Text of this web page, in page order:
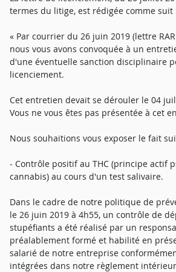
termes du litige, est rédigée comme suit
« Par courrier du 26 juin 2019 (lettre
nous vous avons convoquée à un
d'une éventuelle sanction disciplinaire
licenciement.
Cet entretien devait se dérouler le 04
Vous ne vous êtes pas présentée à cet
Nous souhaitions vous exposer le fait
- Contrôle positif au THC (principe actif
cannabis) au cours d'un test salivaire.
Dans le cadre de notre politique de
le 26 juin 2019 à 4h55, un contrôle de
stupéfiants a été réalisé par un
préalablement formé et habilité en
salarié de notre entreprise
intégrées dans notre règlement